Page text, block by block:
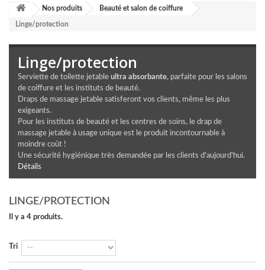
Nos produits Beauté et salon de coiffure
Linge/protection
Linge/protection
Serviette de toilette jetable ultra absorbante, parfaite pour les salons
de coiffure et les instituts de beauté.
Draps de massage jetable satisferont vos clients, même les plus
exigeants.
Pour les instituts de beauté et les centres de soins, le drap de
massage jetable à usage unique est le produit incontournable à
moindre coût !
Une sécurité hygiénique très demandée par les clients d'aujourd'hui.
Détails
LINGE/PROTECTION
Il y a 4 produits.
Tri